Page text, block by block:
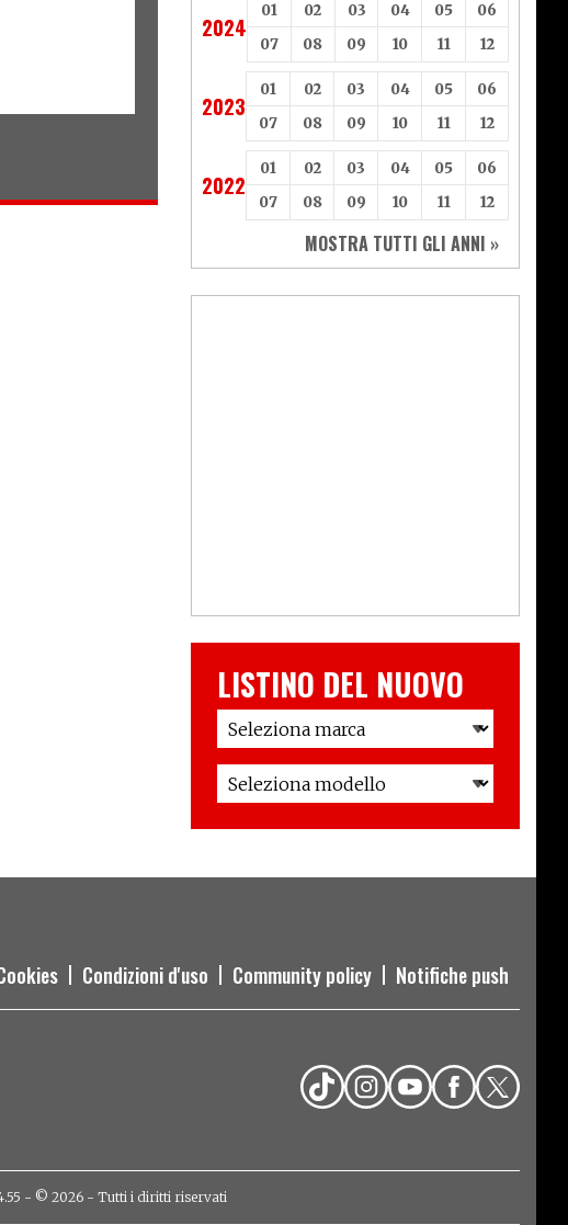
2024
01 02 03 04 05
06
07
08 09 10 11 12
2023
01 02 03 04 05
06
07
08 09 10 11 12
2022
01 02 03 04 05
06
07
08 09 10 11 12
MOSTRA TUTTI GLI ANNI »
LISTINO DEL NUOVO
Condizioni d'uso Community policy Notifiche push
- © 2026 - Tutti i diritti riservati